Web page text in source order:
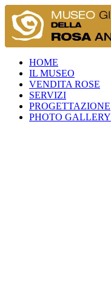
HOME
IL MUSEO
VENDITA ROSE
SERVIZI
PROGETTAZIONE
PHOTO GALLERY